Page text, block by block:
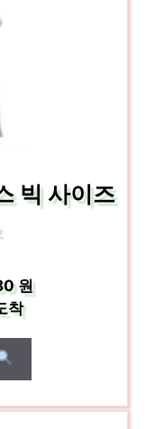
빅 사이즈
원
착